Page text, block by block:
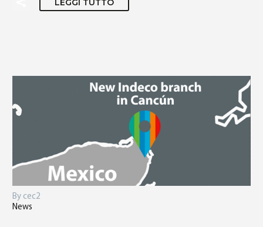
LEGGI TUTTO
By cec2
News